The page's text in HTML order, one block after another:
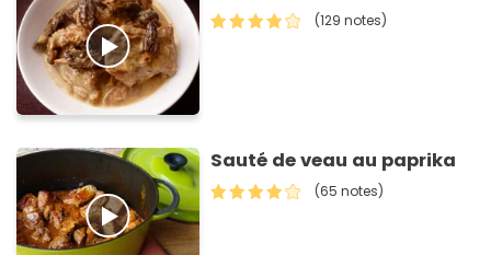
(129 notes)
Sauté de veau au paprika
(65 notes)